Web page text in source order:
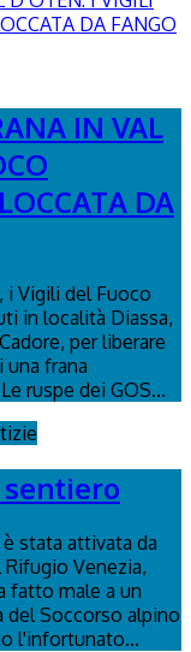
IN VAL
DA
i Vigili del Fuoco
in località Diassa,
per liberare
una frana
ruspe dei GOS...
è stata attivata da
Venezia,
fatto male a un
del Soccorso alpino
l'infortunato...